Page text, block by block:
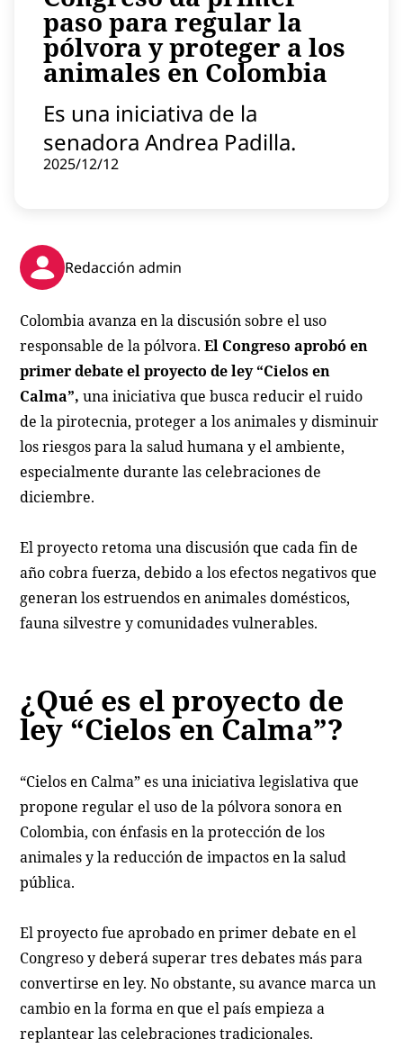
Contenido patrocinado
Instagram
paso para regular la
pólvora y proteger a los
animales en Colombia
Es una iniciativa de la
senadora Andrea Padilla.
2025/12/12
Redacción admin
Colombia avanza en la discusión sobre el uso
responsable de la pólvora.El Congreso aprobó en
primer debate el proyecto de ley “Cielos en
Calma”, una iniciativa que busca reducir el ruido
de la pirotecnia, proteger a los animales y disminuir
los riesgos para la salud humana y el ambiente,
especialmente durante las celebraciones de
diciembre.
El proyecto retoma una discusión que cada fin de
año cobra fuerza, debido a los efectos negativos que
generan los estruendos en animales domésticos,
fauna silvestre y comunidades vulnerables.
¿Qué es el proyecto de
ley “Cielos en Calma”?
“Cielos en Calma” es una iniciativa legislativa que
propone regular el uso de la pólvora sonora en
Colombia, con énfasis en la protección de los
animales y la reducción de impactos en la salud
pública.
El proyecto fue aprobado en primer debate en el
Congreso y deberá superar tres debates más para
convertirse en ley. No obstante, su avance marca un
cambio en la forma en que el país empieza a
replantear las celebraciones tradicionales.